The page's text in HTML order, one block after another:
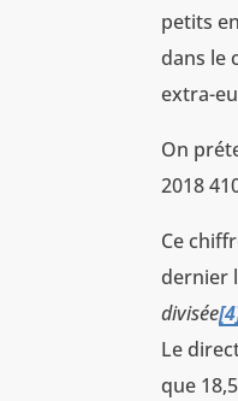
petits
dans le
extra-
On
2018
Ce
dernier
divisée
Le
que